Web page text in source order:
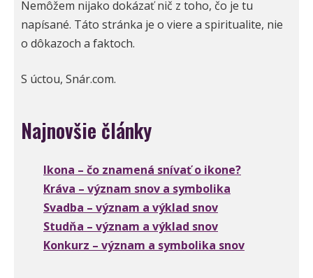
Nemôžem nijako dokázať nič z toho, čo je tu
napísané. Táto stránka je o viere a spiritualite, nie
o dôkazoch a faktoch.
S úctou, Snár.com.
Najnovšie články
Ikona – čo znamená snívať o ikone?
Kráva – význam snov a symbolika
Svadba – význam a výklad snov
Studňa – význam a výklad snov
Konkurz – význam a symbolika snov